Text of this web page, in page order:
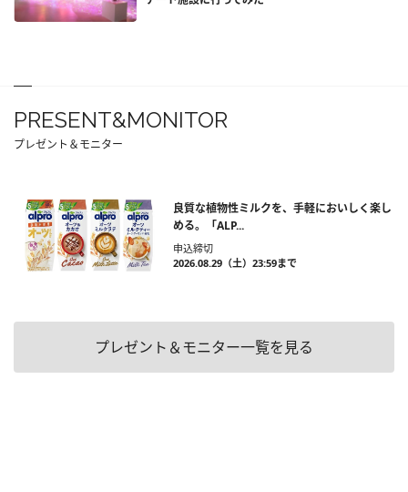
PRESENT&MONITOR
プレゼント＆モニター
良質な植物性ミルクを、手軽においしく楽し
める。「ALP...
申込締切
2026.08.29（土）23:59まで
プレゼント＆モニター一覧を見る